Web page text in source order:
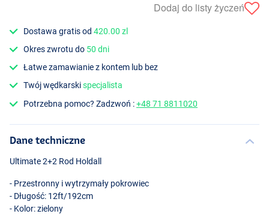
Dodaj do listy życzeń
Dostawa gratis od420.00 zl
Okres zwrotu do 50 dni
Łatwe zamawianie z kontem lub bez
Twój wędkarskispecjalista
Potrzebna pomoc? Zadzwoń :+48 71 8811020
Dane techniczne
Ultimate 2+2 Rod Holdall
- Przestronny i wytrzymały pokrowiec
- Długość: 12ft/192cm
- Kolor: zielony